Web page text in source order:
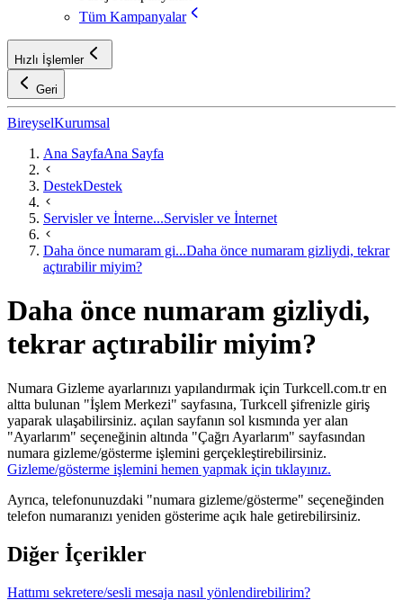
Tüm Kampanyalar
Hızlı İşlemler
Geri
BireyselKurumsal
Ana SayfaAna Sayfa
DestekDestek
Servisler ve İnterne...Servisler ve İnternet
Daha önce numaram gi...Daha önce numaram gizliydi, tekrar
açtırabilir miyim?
Daha önce numaram gizliydi,
tekrar açtırabilir miyim?
Numara Gizleme ayarlarınızı yapılandırmak için Turkcell.com.tr en
altta bulunan "İşlem Merkezi" sayfasına, Turkcell şifrenizle giriş
yaparak ulaşabilirsiniz. açılan sayfanın sol kısmında yer alan ​​
"Ayarlarım" seçeneğinin altında "Çağrı Ayarlarım" sayfasından
numara gizleme/gösterme işlemini gerçekleştirebilirsiniz. ​
Gizleme/gösterme işlemini hemen yapmak için tıklayınız.​
Ayrıca, telefonunuzdaki "numara gizleme/gösterme" seçeneğinden
telefon numaranızı​ yeniden gösterime açık hale getirebilirsiniz.​​
Diğer İçerikler
Hattımı sekretere/sesli mesaja nasıl yönlendirebilirim?